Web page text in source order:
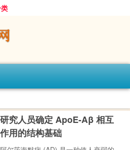
研究人员确定 ApoE-Aβ 相互
作用的结构基础